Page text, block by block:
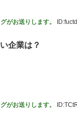
だいたい老犬
がお送りします。
企業は？
がお送りします。